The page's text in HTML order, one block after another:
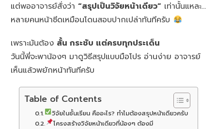
แต่พออาจารย์สั่งว่า“สรุปเป็นวิจัยหน้าเดียว” เท่านั้นแหละ…
หลายคนหน้าซีดเหมือนโดนสอบปากเปล่าทันทีครับ
เพราะมันต้อง สั้น กระชับ แต่ครบทุกประเด็น
วันนี้พี่จะพาน้องๆ มาดูวิธีสรุปแบบมือโปร อ่านง่าย อาจารย์
เห็นแล้วพยักหน้าทันทีครับ
Table of Contents
วิจัยในชั้นเรียน คืออะไร? ทำไมต้องสรุปหน้าเดียวครับ
โครงสร้างวิจัยหน้าเดียวที่น้องๆ ต้องมี